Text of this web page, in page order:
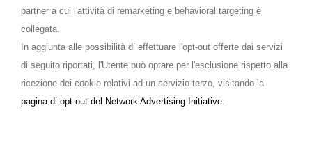
partner a cui l'attività di remarketing e behavioral targeting è
collegata.
In aggiunta alle possibilità di effettuare l'opt-out offerte dai servizi
di seguito riportati, l'Utente può optare per l'esclusione rispetto alla
ricezione dei cookie relativi ad un servizio terzo, visitando la
pagina di opt-out del Network Advertising Initiative.